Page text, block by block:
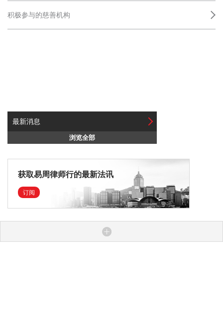
积极参与的慈善机构
最新消息
浏览全部
获取易周律师行的最新法讯
订阅